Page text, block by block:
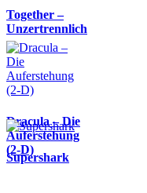
Together –
Unzertrennlich
Dracula – Die
Auferstehung
(2-D)
Supershark